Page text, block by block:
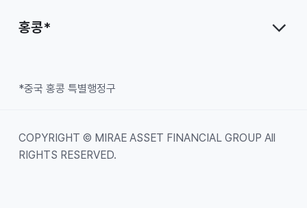
홍콩*
*중국 홍콩 특별행정구
COPYRIGHT © MIRAE ASSET FINANCIAL GROUP All
RIGHTS RESERVED.